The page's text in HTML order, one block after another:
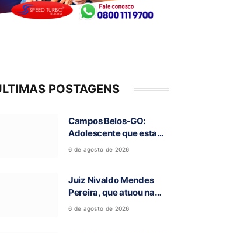
POSTAGENS
Campos Belos-GO:
Adolescente que estava
desaparecida é
6 de agosto de 2026
Juiz Nivaldo Mendes
Pereira, que atuou na
comarca de São
6 de agosto de 2026